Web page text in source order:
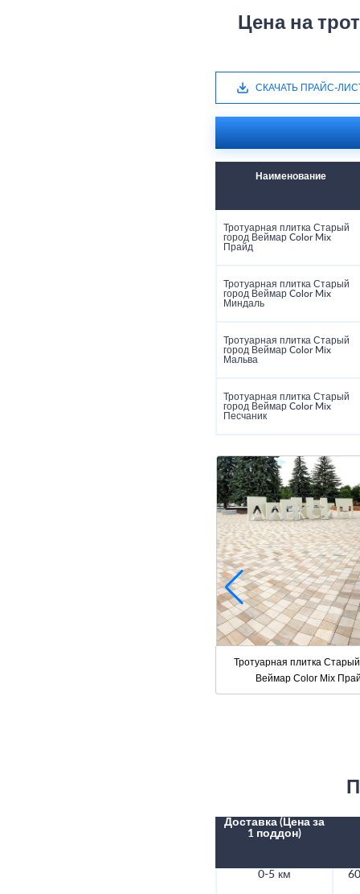
Цена на
СКАЧАТЬ ПРАЙС-
Наименование
Тротуарная плитка Старый
город Веймар Color Mix
Прайд
Тротуарная плитка Старый
город Веймар Color Mix
Миндаль
Тротуарная плитка Старый
город Веймар Color Mix
Мальва
Тротуарная плитка Старый
город Веймар Color Mix
Песчаник
Тротуарная плитка
Веймар Color Mix
Доставка (Цена за
1 поддон)
0-5 км